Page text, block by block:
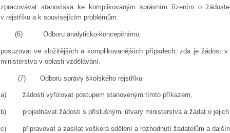
zpracovávat stanoviska ke komplikovaným správním řízením o
v rejstříku a k souvisejícím problémům.
(6) Odboru analyticko-koncepčnímu
posuzovat ve složitějších a komplikovanějších případech, zda je žádost v
ministerstva v oblasti vzdělávání.
(7) Odboru správy školského rejstříku
a) žádosti vyřizovat postupem stanoveným tímto příkazem,
b) projednávat žádosti s příslušnými útvary ministerstva a žádat o
c) připravovat a zasílat veškerá sdělení a rozhodnutí žadatelům a